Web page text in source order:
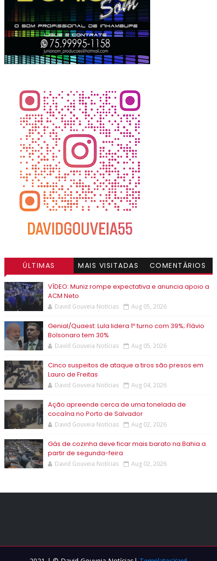
ÚLTIMAS MAIS VISITADAS COMENTÁRIOS
VÍDEO: Muniz rompe expectativa e anuncia apoio a
ACM Neto
David Gouveia Notícias Aug 05, 2026
Genial/Quaest: Lula lidera 1º turno com 39%; Flávio
Bolsonaro tem 30%
David Gouveia Notícias Aug 05, 2026
Cinco suspeitos de ataque a tiros são presos em
Lauro de Freitas
David Gouveia Notícias Aug 04, 2026
Ação apreende cerca de uma tonelada de
cocaína no Porto de Salvador
David Gouveia Notícias Aug 02, 2026
Gás de cozinha deve ficar mais barato na Bahia a
partir de segunda-feira
David Gouveia Notícias Aug 02, 2026